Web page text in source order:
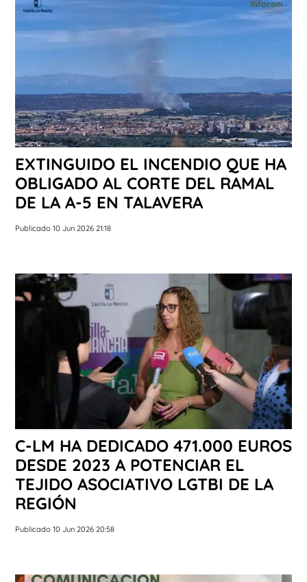
EXTINGUIDO EL INCENDIO QUE HA
OBLIGADO AL CORTE DEL RAMAL
DE LA A-5 EN TALAVERA
Publicado 10 Jun 2026 21:18
C-LM HA DEDICADO 471.000 EUROS
DESDE 2023 A POTENCIAR EL
TEJIDO ASOCIATIVO LGTBI DE LA
REGIÓN
Publicado 10 Jun 2026 20:58